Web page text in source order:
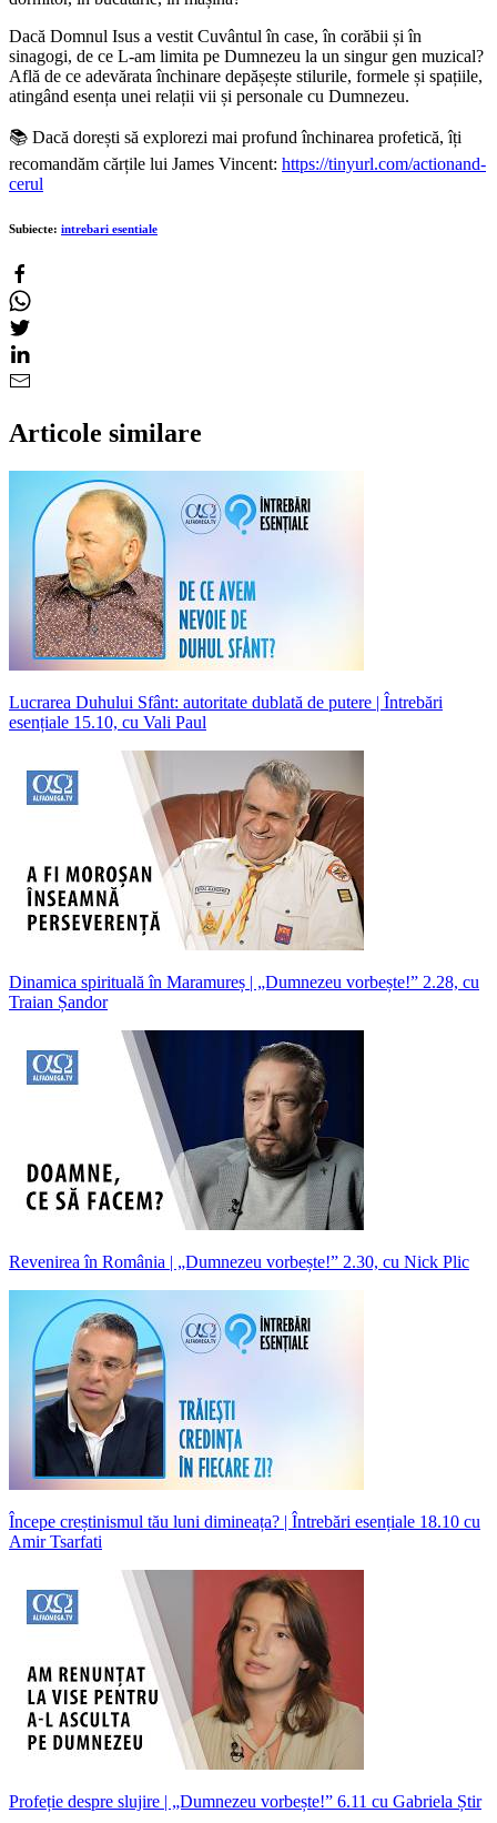
Dacă Domnul Isus a vestit Cuvântul în case, în corăbii și în
sinagogi, de ce L-am limita pe Dumnezeu la un singur gen muzical?
Află de ce adevărata închinare depășește stilurile, formele și spațiile,
atingând esența unei relații vii și personale cu Dumnezeu.
📚 Dacă dorești să explorezi mai profund închinarea profetică, îți
recomandăm cărțile lui James Vincent: https://tinyurl.com/actionand-
cerul
Subiecte: intrebari esentiale
Articole similare
Lucrarea Duhului Sfânt: autoritate dublată de putere | Întrebări
esențiale 15.10, cu Vali Paul
Dinamica spirituală în Maramureș | „Dumnezeu vorbește!” 2.28, cu
Traian Șandor
Revenirea în România | „Dumnezeu vorbește!” 2.30, cu Nick Plic
Începe creștinismul tău luni dimineața? | Întrebări esențiale 18.10 cu
Amir Tsarfati
Profeție despre slujire | „Dumnezeu vorbește!” 6.11 cu Gabriela Știr